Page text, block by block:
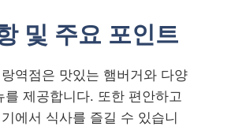
및 주요 포인트
역점은 맛있는 햄버거와 다양
를 제공합니다. 또한 편안하고
에서 식사를 즐길 수 있습니